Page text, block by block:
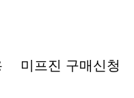
미프진 구매신청